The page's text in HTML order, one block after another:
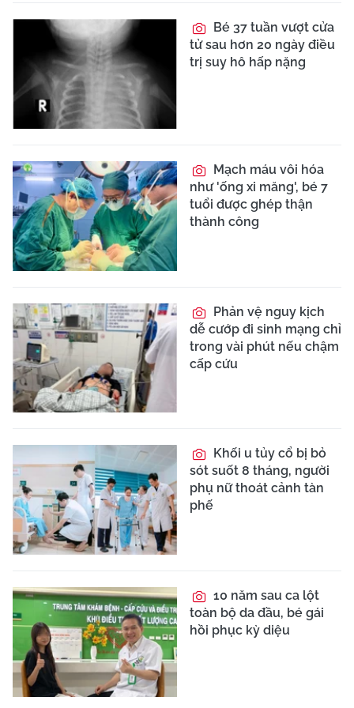
Bé 37 tuần vượt cửa
tử sau hơn 20 ngày điều
trị suy hô hấp nặng
Mạch máu vôi hóa
như 'ống xi măng', bé 7
tuổi được ghép thận
thành công
Phản vệ nguy kịch
dễ cướp đi sinh mạng chỉ
trong vài phút nếu chậm
cấp cứu
Khối u tủy cổ bị bỏ
sót suốt 8 tháng, người
phụ nữ thoát cảnh tàn
phế
10 năm sau ca lột
toàn bộ da đầu, bé gái
hồi phục kỳ diệu